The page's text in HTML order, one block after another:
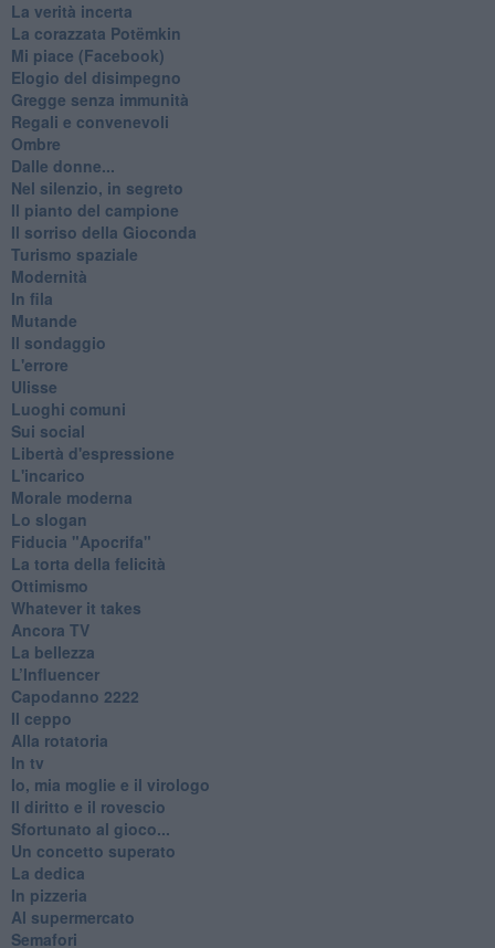
La verità incerta
La corazzata Potëmkin
Mi piace (Facebook)
Elogio del disimpegno
Gregge senza immunità
Regali e convenevoli
Ombre
Dalle donne...
Nel silenzio, in segreto
Il pianto del campione
Il sorriso della Gioconda
Turismo spaziale
Modernità
In fila
Mutande
Il sondaggio
L'errore
Ulisse
Luoghi comuni
Sui social
Libertà d'espressione
L'incarico
Morale moderna
Lo slogan
Fiducia "Apocrifa"
La torta della felicità
Ottimismo
Whatever it takes
Ancora TV
La bellezza
L’Influencer
​Capodanno 2222
Il ceppo
Alla rotatoria
In tv
Io, mia moglie e il virologo
Il diritto e il rovescio
Sfortunato al gioco...
Un concetto superato
La dedica
In pizzeria
Al supermercato
Semafori